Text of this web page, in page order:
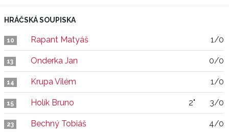
HRÁČSKÁ SOUPISKA
10 Rapant Matyáš 1/0
13 Onderka Jan 0/0
14 Krupa Vilém 1/0
15 Holík Bruno 2" 3/0
23 Bechný Tobiáš 4/0